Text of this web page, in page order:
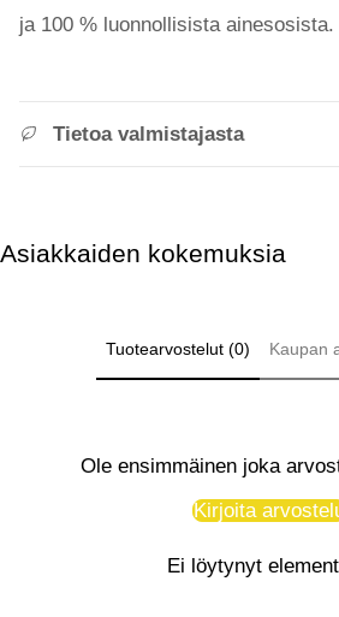
ja 100 % luonnollisista ainesosista.
Tietoa valmistajasta
Asiakkaiden kokemuksia
Tuotearvostelut (0) Kaupan
Ole ensimmäinen joka
Kirjoita
Ei löytynyt